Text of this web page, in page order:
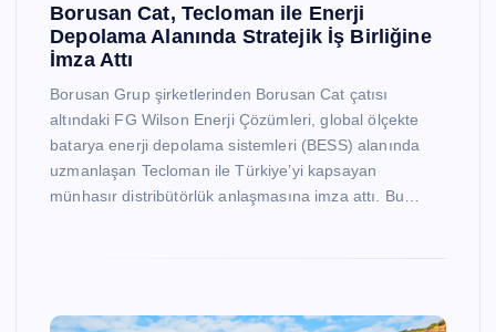
Borusan Cat, Tecloman ile Enerji
Depolama Alanında Stratejik İş Birliğine
İmza Attı
Borusan Grup şirketlerinden Borusan Cat çatısı
altındaki FG Wilson Enerji Çözümleri, global ölçekte
batarya enerji depolama sistemleri (BESS) alanında
uzmanlaşan Tecloman ile Türkiye’yi kapsayan
münhasır distribütörlük anlaşmasına imza attı. Bu…